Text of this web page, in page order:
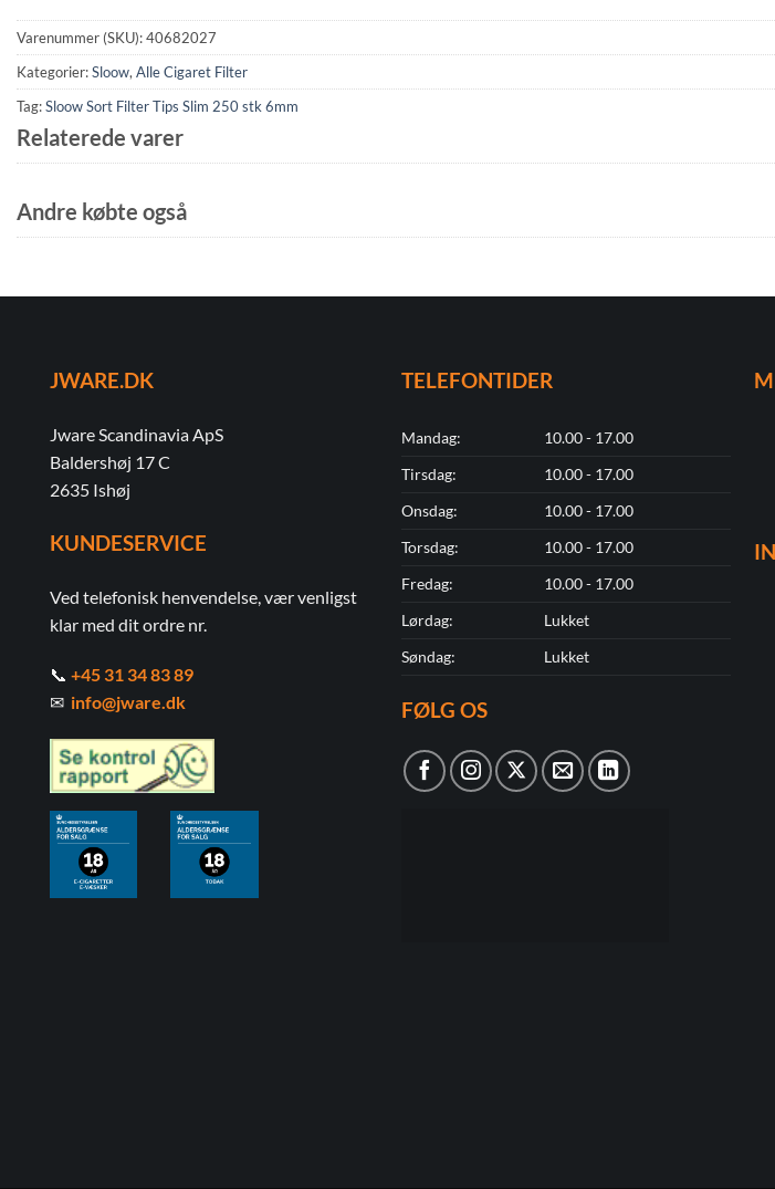
Varenummer (SKU):40682027
Kategorier:Sloow, Alle Cigaret Filter
Tag:Sloow Sort Filter Tips Slim 250 stk 6mm
Relaterede varer
Andre købte også
JWARE.DK
Jware Scandinavia ApS
Baldershøj 17 C
2635 Ishøj
KUNDESERVICE
Ved telefonisk henvendelse, vær venligst
klar med dit ordre nr.
📞 +45 31 34 83 89
✉ info@jware.dk
TELEFONTIDER
Mandag:
10.00 - 17.00
Tirsdag:
10.00 - 17.00
Onsdag:
10.00 - 17.00
Torsdag:
10.00 - 17.00
Fredag:
10.00 - 17.00
Lørdag:
Lukket
Søndag:
Lukket
FØLG OS